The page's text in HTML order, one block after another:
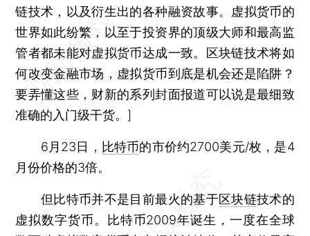
链技术，以及衍生出的各种融资故事。虚拟货币的
世界如此纷繁，以至于投资界的顶级大师和最高监
管者都未能对虚拟货币达成一致。区块链技术将如
何改变金融市场，虚拟货币到底是机会还是陷阱？
要弄懂这些，财新的系列封面报道可以说是最细致
准确的入门级干货。]
6月23日， 比特币的市价约2700美元/枚，是4
月份价格的3倍。
但比特币并不是目前最火的基于区块链技术的
虚拟数字货币。比特币2009年诞生，一度在全球